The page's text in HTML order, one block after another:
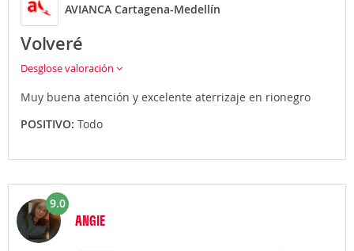
AVIANCA Cartagena-Medellín
Volveré
Desglose valoración
Muy buena atención y excelente aterrizaje en rionegro
POSITIVO: Todo
9.0
ANGIE